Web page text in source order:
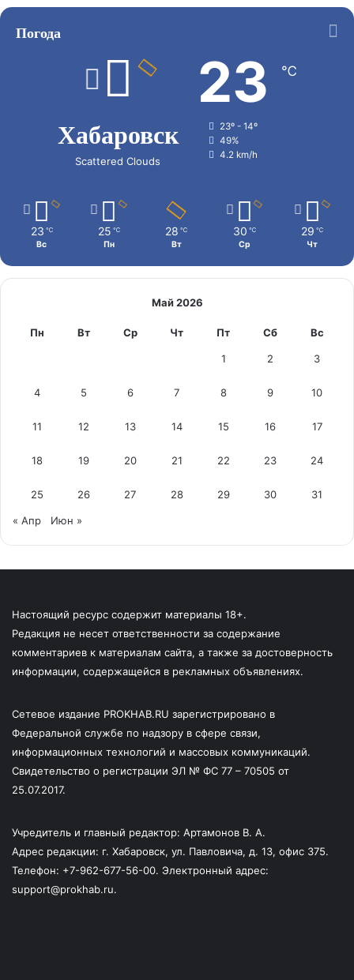
Погода
Хабаровск
Scattered Clouds
23 ℃
23º - 14º
49%
4.2 km/h
23 ℃
Вс
25 ℃
Пн
28 ℃
Вт
30 ℃
Ср
29 ℃
Чт
Май 2026
Пн Вт Ср Чт Пт Сб Вс
1 2 3
4 5 6 7 8 9 10
11 12 13 14 15 16 17
18 19 20 21 22 23 24
25 26 27 28 29 30 31
« Апр Июн »
Настоящий ресурс содержит материалы 18+.
Редакция не несет ответственности за содержание
комментариев к материалам сайта, а также за достоверность
информации, содержащейся в рекламных объявлениях.
Сетевое издание PROKHAB.RU зарегистрировано в
Федеральной службе по надзору в сфере связи,
информационных технологий и массовых коммуникаций.
Свидетельство о регистрации ЭЛ № ФС 77 – 70505 от
25.07.2017.
Учредитель и главный редактор: Артамонов В. А.
Адрес редакции: г. Хабаровск, ул. Павловича, д. 13, офис 375.
Телефон: +7-962-677-56-00. Электронный адрес:
support@prokhab.ru.